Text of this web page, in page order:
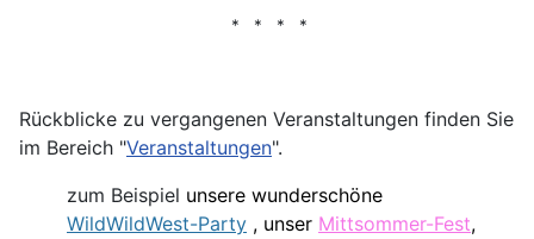
* * * *
Rückblicke zu vergangenen Veranstaltungen finden Sie
im Bereich "Veranstaltungen".
zum Beispiel unsere wunderschöne
WildWildWest-Party , unser Mittsommer-Fest,